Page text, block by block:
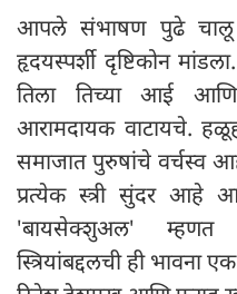
आपले संभाषण पुढे चालू
हृदयस्पर्शी दृष्टिकोन
तिला तिच्या आई आणि
आरामदायक वाटायचे.
समाजात पुरुषांचे वर्चस्व
प्रत्येक स्त्री सुंदर आहे
'बायसेक्शुअल' म्हणत
स्त्रियांबद्दलची ही भावना